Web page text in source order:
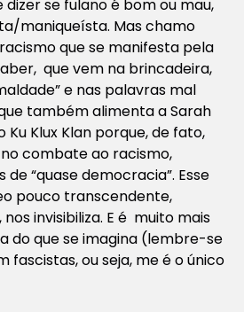
dizer se fulano é bom ou mau,
maniqueísta. Mas chamo
que se manifesta pela
que vem na brincadeira,
e nas palavras mal
também alimenta a Sarah
Ku Klux Klan porque, de fato,
combate ao racismo,
“quase democracia”. Esse
pouco transcendente,
invisibiliza. E é muito mais
do que se imagina (lembre-se
fascistas, ou seja, me é o único